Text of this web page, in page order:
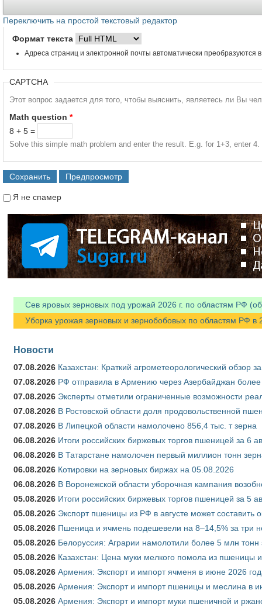
Переключить на простой текстовый редактор
Формат текста
Адреса страниц и электронной почты автоматически преобразуются
CAPTCHA
Этот вопрос задается для того, чтобы выяснить, являетесь ли Вы
Math question *
8 + 5 =
Solve this simple math problem and enter the result. E.g. for 1+3, enter 4.
Я не спамер
Сев яровых зерновых под урожай 2026 г. по областям РФ
Уборка урожая зерновых и зернобобовых по областям РФ в
Новости
07.08.2026 Казахстан: Краткий агрометеорологический обзор
07.08.2026 РФ отправила в Армению через Азербайджан более
07.08.2026 Эксперты отметили ограниченные возможности
07.08.2026 В Ростовской области доля продовольственной
07.08.2026 В Липецкой области намолочено 856,4 тыс. т зерна
06.08.2026 Итоги российских биржевых торгов пшеницей за 6
06.08.2026 В Татарстане намолочен первый миллион тонн
06.08.2026 Котировки на зерновых биржах на 05.08.2026
06.08.2026 В Воронежской области уборочная кампания
05.08.2026 Итоги российских биржевых торгов пшеницей за 5
05.08.2026 Экспорт пшеницы из РФ в августе может составить
05.08.2026 Пшеница и ячмень подешевели на 8–14,5% за три
05.08.2026 Белоруссия: Аграрии намолотили более 5 млн тонн
05.08.2026 Казахстан: Цена муки мелкого помола из пшеницы
05.08.2026 Армения: Экспорт и импорт ячменя в июне 2026
05.08.2026 Армения: Экспорт и импорт пшеницы и меслина в
05.08.2026 Армения: Экспорт и импорт муки пшеничной и